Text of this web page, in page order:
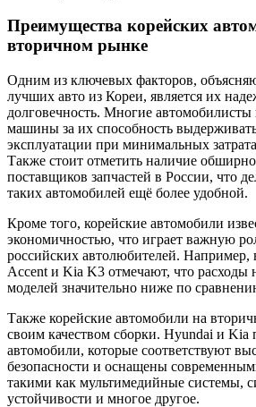
Преимущества корейских
вторичном рынке
Одним из ключевых факторов,
лучших авто из Кореи, является их
долговечность. Многие
машины за их способность
эксплуатации при минимальных
Также стоит отметить наличие
поставщиков запчастей в России, что
таких автомобилей ещё более удобной.
Кроме того, корейские автомобили
экономичностью, что играет важную
российских автолюбителей. Например,
Accent и Kia K3 отмечают, что расходы
моделей значительно ниже по
Также корейские автомобили на
своим качеством сборки. Hyundai и Kia
автомобили, которые соответствуют
безопасности и оснащены
такими как мультимедийные системы,
устойчивости и многое другое.